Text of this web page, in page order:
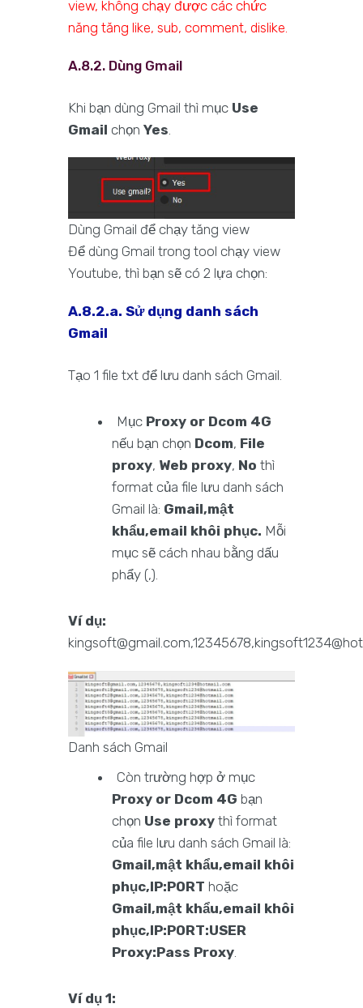
view, không chạy được các chức
năng tăng like, sub, comment, dislike.
A.8.2. Dùng Gmail
Khi bạn dùng Gmail thì mục Use
Gmail chọn Yes
Dùng Gmail để chạy tăng view
Để dùng Gmail trong tool chạy view
Youtube, thì bạn sẽ có 2 lựa chọn:
A.8.2.a. Sử dụng danh sách
Gmail
Tạo 1 file txt để lưu danh sách Gmail.
Mục Proxy or Dcom 4G
nếu bạn chọn Dcom, File
proxy, Web proxy, No thì
format của file lưu danh sách
Gmail là: Gmail,mật
khẩu,email khôi phục. Mỗi
mục sẽ cách nhau bằng dấu
phẩy (,).
Ví dụ:
Danh sách Gmail
Còn trường hợp ở mục
Proxy or Dcom 4G bạn
chọn Use proxy thì format
của file lưu danh sách Gmail là:
Gmail,mật khẩu,email khôi
phục,IP:PORT hoặc
Gmail,mật khẩu,email khôi
phục,IP:PORT:USER
Proxy:Pass Proxy
Ví dụ 1: